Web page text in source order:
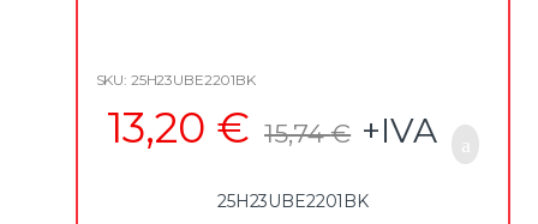
SKU: 25H23UBE2201BK
13,20 € 15,74€ +IVA
25H23UBE2201BK